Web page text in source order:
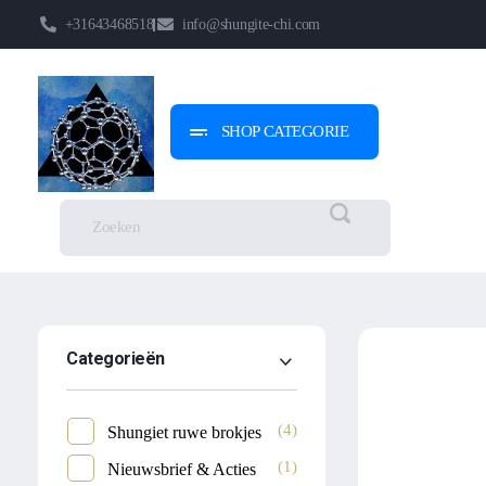
+31643468518 info@shungite-chi.com
Shungite-Chi | Groothandel
Echte Shungite Edel uit Karelie
SHOP CATEGORIE
Categorieën
Shungiet ruwe brokjes (4)
Nieuwsbrief & Acties (1)